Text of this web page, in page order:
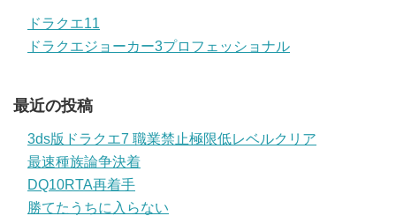
ドラクエ11
ドラクエジョーカー3プロフェッショナル
最近の投稿
3ds版ドラクエ7 職業禁止極限低レベルクリア
最速種族論争決着
DQ10RTA再着手
勝てたうちに入らない